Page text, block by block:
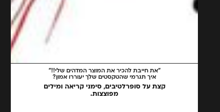
"את חייבת להכיר את המוצר המדהים שלי!!"
איך תגרמי שהטקסטים שלך יעוררו אמון?
קצת על סופרלטיבים, סימני קריאה ומילים
מפוצצות.